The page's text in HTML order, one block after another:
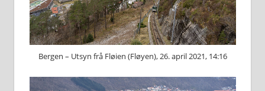
Bergen – Utsyn frå Fløien (Fløyen), 26. april 2021, 14:16